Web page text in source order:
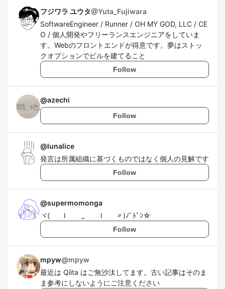
フジワラ ユウタ@Yuta_Fujiwara
SoftwareEngineer / Runner / OH MY GOD, LLC / CE
O / 個人開発やフリーランスエンジニアをしていま
す。Webのフロントエンドが得意です。夢はストッ
クオプションでビルを建てること
Follow
@azechi
Follow
@lunalice
発言は所属組織に基づくものではなく個人の見解です
Follow
@supermomonga
ヾ( l _ l 〃)ﾉﾞﾄﾞﾝ☆
Follow
mpyw@mpyw
最近は Qiita はご無沙汰してます。古い記事はそのま
ま参考にしないようにご注意ください